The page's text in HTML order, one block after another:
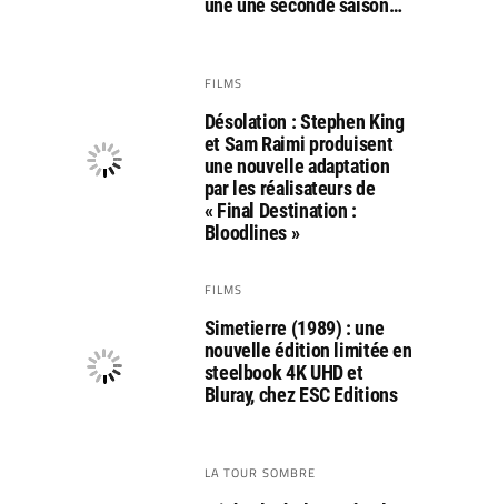
une une seconde saison…
FILMS
Désolation : Stephen King
et Sam Raimi produisent
une nouvelle adaptation
par les réalisateurs de
« Final Destination :
Bloodlines »
FILMS
Simetierre (1989) : une
nouvelle édition limitée en
steelbook 4K UHD et
Bluray, chez ESC Editions
LA TOUR SOMBRE